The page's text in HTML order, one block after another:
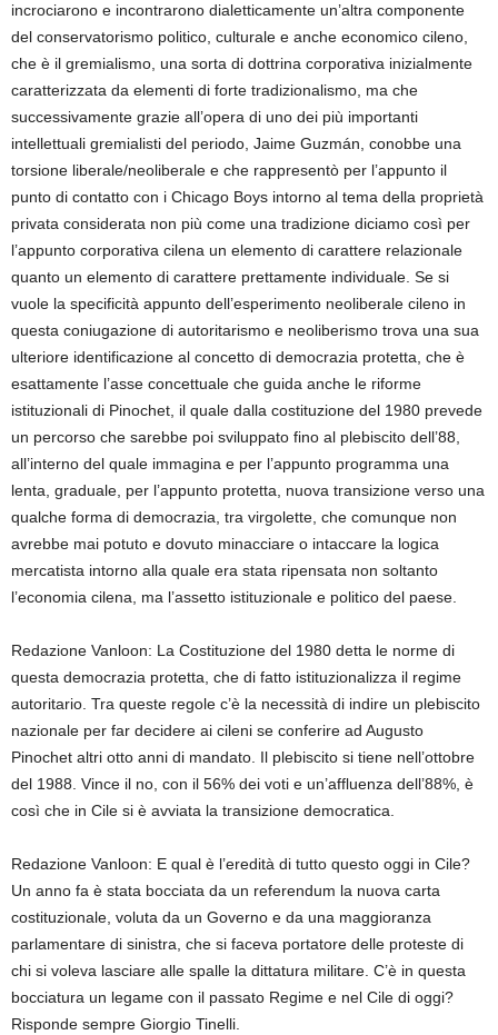
incrociarono e incontrarono dialetticamente un’altra componente
del conservatorismo politico, culturale e anche economico cileno,
che è il gremialismo, una sorta di dottrina corporativa inizialmente
caratterizzata da elementi di forte tradizionalismo, ma che
successivamente grazie all’opera di uno dei più importanti
intellettuali gremialisti del periodo, Jaime Guzmán, conobbe una
torsione liberale/neoliberale e che rappresentò per l’appunto il
punto di contatto con i Chicago Boys intorno al tema della proprietà
privata considerata non più come una tradizione diciamo così per
l’appunto corporativa cilena un elemento di carattere relazionale
quanto un elemento di carattere prettamente individuale. Se si
vuole la specificità appunto dell’esperimento neoliberale cileno in
questa coniugazione di autoritarismo e neoliberismo trova una sua
ulteriore identificazione al concetto di democrazia protetta, che è
esattamente l’asse concettuale che guida anche le riforme
istituzionali di Pinochet, il quale dalla costituzione del 1980 prevede
un percorso che sarebbe poi sviluppato fino al plebiscito dell’88,
all’interno del quale immagina e per l’appunto programma una
lenta, graduale, per l’appunto protetta, nuova transizione verso una
qualche forma di democrazia, tra virgolette, che comunque non
avrebbe mai potuto e dovuto minacciare o intaccare la logica
mercatista intorno alla quale era stata ripensata non soltanto
l’economia cilena, ma l’assetto istituzionale e politico del paese.
Redazione Vanloon: La Costituzione del 1980 detta le norme di
questa democrazia protetta, che di fatto istituzionalizza il regime
autoritario. Tra queste regole c’è la necessità di indire un plebiscito
nazionale per far decidere ai cileni se conferire ad Augusto
Pinochet altri otto anni di mandato. Il plebiscito si tiene nell’ottobre
del 1988. Vince il no, con il 56% dei voti e un’affluenza dell’88%, è
così che in Cile si è avviata la transizione democratica.
Redazione Vanloon: E qual è l’eredità di tutto questo oggi in Cile?
Un anno fa è stata bocciata da un referendum la nuova carta
costituzionale, voluta da un Governo e da una maggioranza
parlamentare di sinistra, che si faceva portatore delle proteste di
chi si voleva lasciare alle spalle la dittatura militare. C’è in questa
bocciatura un legame con il passato Regime e nel Cile di oggi?
Risponde sempre Giorgio Tinelli.